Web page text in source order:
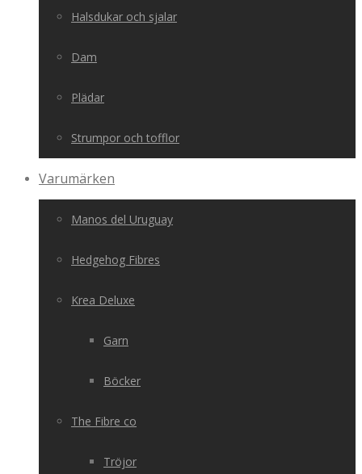
Halsdukar och sjalar
Dam
Plädar
Strumpor och tofflor
Varumärken
Manos del Uruguay
Hedgehog Fibres
Krea Deluxe
Garn
Böcker
The Fibre co
Tröjor